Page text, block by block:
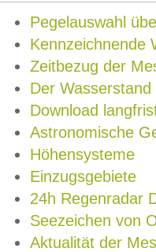
Pegelauswahl
Kennzeichnende
Zeitbezug der
Der Wasserstand
Download
Astronomische
Höhensysteme
Einzugsgebiete
24h Regenradar
Seezeichen von
Aktualität der